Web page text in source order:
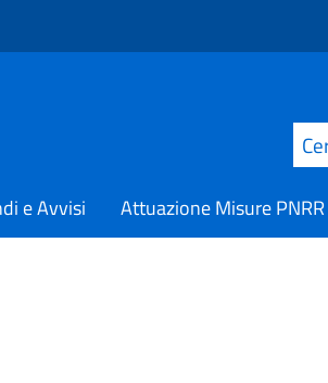
Cerca
e Avvisi Attuazione Misure PNRR